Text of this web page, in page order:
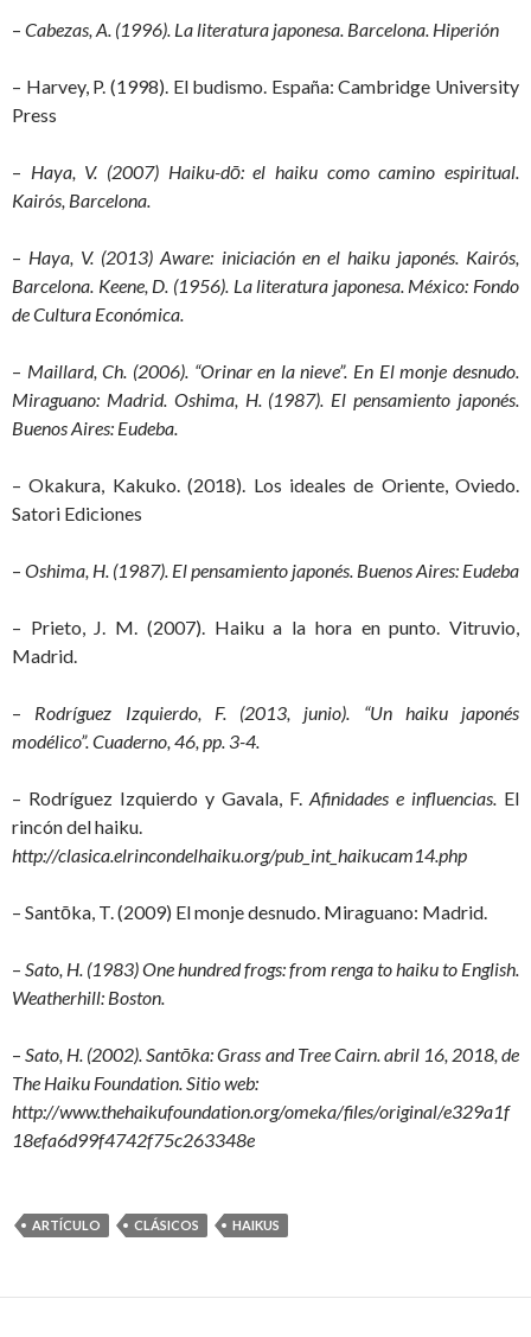
– Cabezas, A. (1996). La literatura japonesa. Barcelona. Hiperión
– Harvey, P. (1998). El budismo. España: Cambridge University
Press
– Haya, V. (2007) Haiku-dō: el haiku como camino espiritual.
Kairós, Barcelona.
– Haya, V. (2013) Aware: iniciación en el haiku japonés. Kairós,
Barcelona. Keene, D. (1956). La literatura japonesa. México: Fondo
de Cultura Económica.
– Maillard, Ch. (2006). “Orinar en la nieve”. En El monje desnudo.
Miraguano: Madrid. Oshima, H. (1987). El pensamiento japonés.
Buenos Aires: Eudeba.
– Okakura, Kakuko. (2018). Los ideales de Oriente, Oviedo.
Satori Ediciones
– Oshima, H. (1987). El pensamiento japonés. Buenos Aires: Eudeba
– Prieto, J. M. (2007). Haiku a la hora en punto. Vitruvio,
Madrid.
– Rodríguez Izquierdo, F. (2013, junio). “Un haiku japonés
modélico”. Cuaderno, 46, pp. 3-4.
– Rodríguez Izquierdo y Gavala, F. Afinidades e influencias. El
rincón del haiku.
http://clasica.elrincondelhaiku.org/pub_int_haikucam14.php
– Santōka, T. (2009) El monje desnudo. Miraguano: Madrid.
– Sato, H. (1983) One hundred frogs: from renga to haiku to English.
Weatherhill: Boston.
–Sato, H. (2002). Santōka: Grass and Tree Cairn. abril 16, 2018, de
The Haiku Foundation.Sitio web:
http://www.thehaikufoundation.org/omeka/files/original/e329a1f
18efa6d99f4742f75c263348e
ARTÍCULO CLÁSICOS HAIKUS